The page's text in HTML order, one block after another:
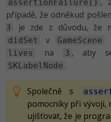
assertionFailure()
případě, že odněkud
3
je zde z důvodu, že
didSet v GameScene
lives na 3 , aby
SKLabelNode .
Společně s
pomocníky při vývoji,
ujišťovat, že je